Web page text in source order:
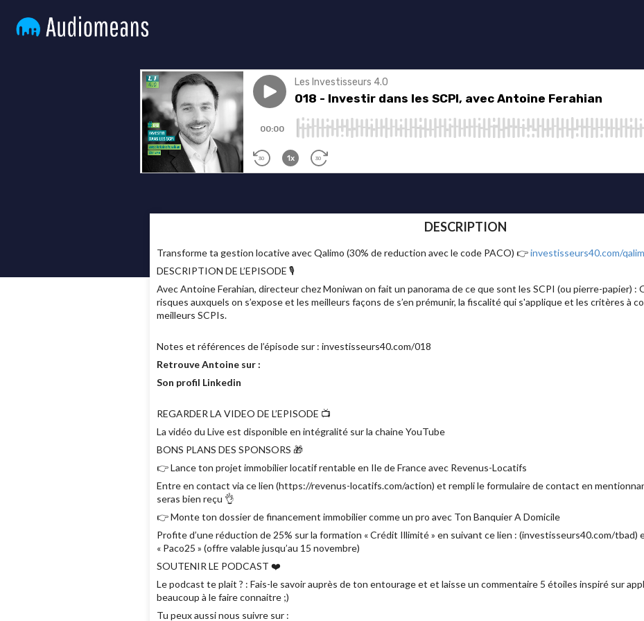
DESCRIPTION
Transforme ta gestion locative avec Qalimo (30% de reduction avec le code PACO) 👉investisseurs40.com/
DESCRIPTION DE L’EPISODE 🎙
Avec Antoine Ferahian, directeur chez Moniwan on fait un panorama de ce que sont les SCPI (ou pierre-papier) :
risques auxquels on s’expose et les meilleurs façons de s’en prémunir, la fiscalité qui s'applique et les critères à
meilleurs SCPIs.
Notes et références de l’épisode sur : investisseurs40.com/018
Retrouve Antoine sur :
Son profil Linkedin
REGARDER LA VIDEO DE L’EPISODE 📺
La vidéo du Live est disponible en intégralité sur la chaine YouTube
BONS PLANS DES SPONSORS 🎁
👉 Lance ton projet immobilier locatif rentable en Ile de France avec Revenus-Locatifs
Entre en contact via ce lien (https://revenus-locatifs.com/action) et rempli le formulaire de contact en
seras bien reçu 👌
👉 Monte ton dossier de financement immobilier comme un pro avec Ton Banquier A Domicile
Profite d’une réduction de 25% sur la formation « Crédit Illimité » en suivant ce lien : (investisseurs40.com/
« Paco25 » (offre valable jusqu’au 15 novembre)
SOUTENIR LE PODCAST ❤️
Le podcast te plait ? : Fais-le savoir auprès de ton entourage et et laisse un commentaire 5 étoiles inspiré sur
beaucoup à le faire connaitre ;)
Tu peux aussi nous suivre sur :